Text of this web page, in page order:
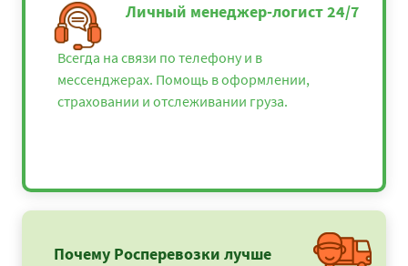
Личный менеджер-логист 24/7
Всегда на связи по телефону и в
мессенджерах. Помощь в оформлении,
страховании и отслеживании груза.
Почему Росперевозки лучше